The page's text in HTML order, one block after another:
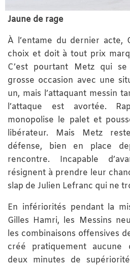
Jaune de rage
À l’entame du dernier acte,
choix et doit à tout prix
C’est pourtant Metz qui
grosse occasion avec une
un, mais l’attaquant messin
l’attaque est avortée.
monopolise le palet et
libérateur. Mais Metz
défense, bien en place
rencontre. Incapable
résignent à prendre leur
slap de Julien Lefranc qui ne
En infériorités pendant la
Gilles Hamri, les Messins
les combinaisons offensives
créé pratiquement aucune
deux minutes de